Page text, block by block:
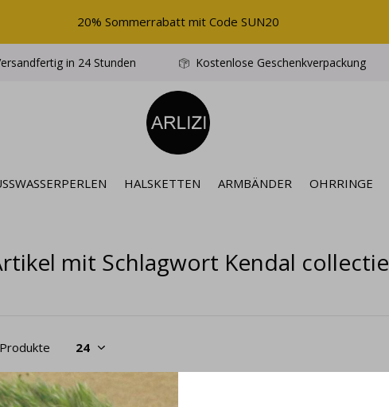
HALSKETTEN ARMBÄNDER OHRRINGE
in 24 Stunden Kostenlose Geschenkverpackung
20% Sommerrabatt mit Code SUN20
mit Schlagwort Kendal collectie